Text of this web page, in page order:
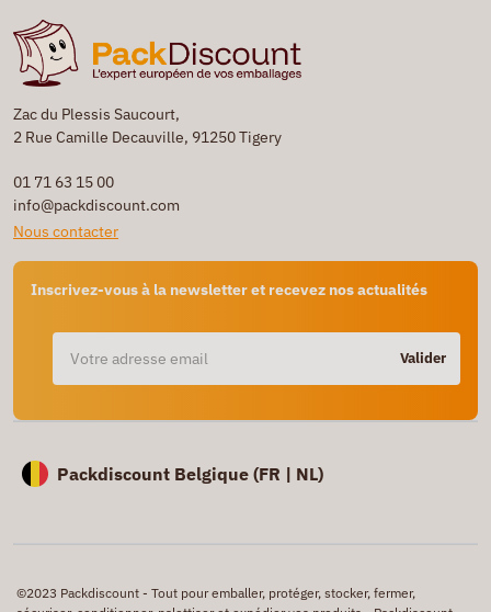
Zac du Plessis Saucourt,
2 Rue Camille Decauville, 91250 Tigery
01 71 63 15 00
info@packdiscount.com
Nous contacter
Inscrivez-vous à la newsletter et recevez nos actualités
Valider
Packdiscount Belgique (FR | NL)
©2023 Packdiscount - Tout pour emballer, protéger, stocker, fermer,